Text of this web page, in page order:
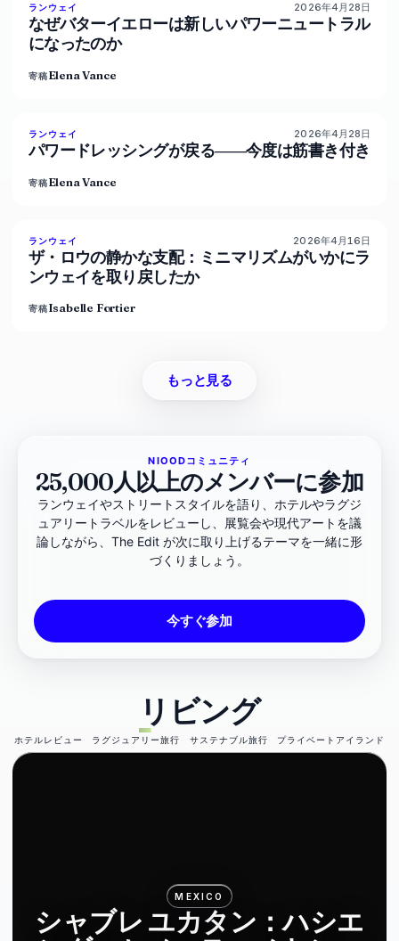
86% 60
ランウェイ 2026年4月28日
なぜバターイエローは新しいパワーニュートラル
になったのか
寄稿Elena Vance
86% 62
ランウェイ 2026年4月28日
パワードレッシングが戻る――今度は筋書き付き
寄稿Elena Vance
93% 63
ランウェイ 2026年4月16日
ザ・ロウの静かな支配：ミニマリズムがいかにラ
ンウェイを取り戻したか
寄稿Isabelle Fortier
もっと見る
NIOODコミュニティ
25,000人以上のメンバーに参加
ランウェイやストリートスタイルを語り、ホテルやラグジ
ュアリートラベルをレビューし、展覧会や現代アートを議
論しながら、The Edit が次に取り上げるテーマを一緒に形
づくりましょう。
今すぐ参加
リビング
ホテルレビュー ラグジュアリー旅行 サステナブル旅行 プライベートアイランド
MEXICO
シャブレ ユカタン：ハシエ